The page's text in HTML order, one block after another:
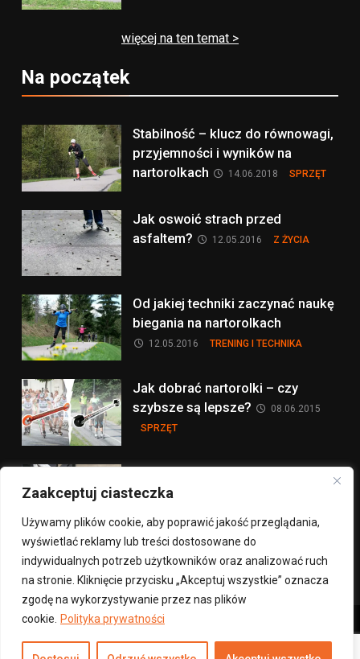
Zaakceptuj ciasteczka
Używamy plików cookie, aby poprawić jakość przeglądania,
wyświetlać reklamy lub treści dostosowane do
indywidualnych potrzeb użytkowników oraz analizować ruch
na stronie. Kliknięcie przycisku „Akceptuj wszystkie” oznacza
zgodę na wykorzystywanie przez nas plików
cookie.
Polityka prywatności
więcej na ten temat >
Na początek
Stabilność – klucz do równowagi,
przyjemności i wyników na
nartorolkach
14.06.2018 SPRZĘT
Jak oswoić strach przed
asfaltem?
12.05.2016 Z ŻYCIA
Od jakiej techniki zaczynać naukę
biegania na nartorolkach
12.05.2016 TRENING I TECHNIKA
Jak dobrać nartorolki – czy
szybsze są lepsze?
08.06.2015
SPRZĘT
sprzęt
więcej na ten temat >